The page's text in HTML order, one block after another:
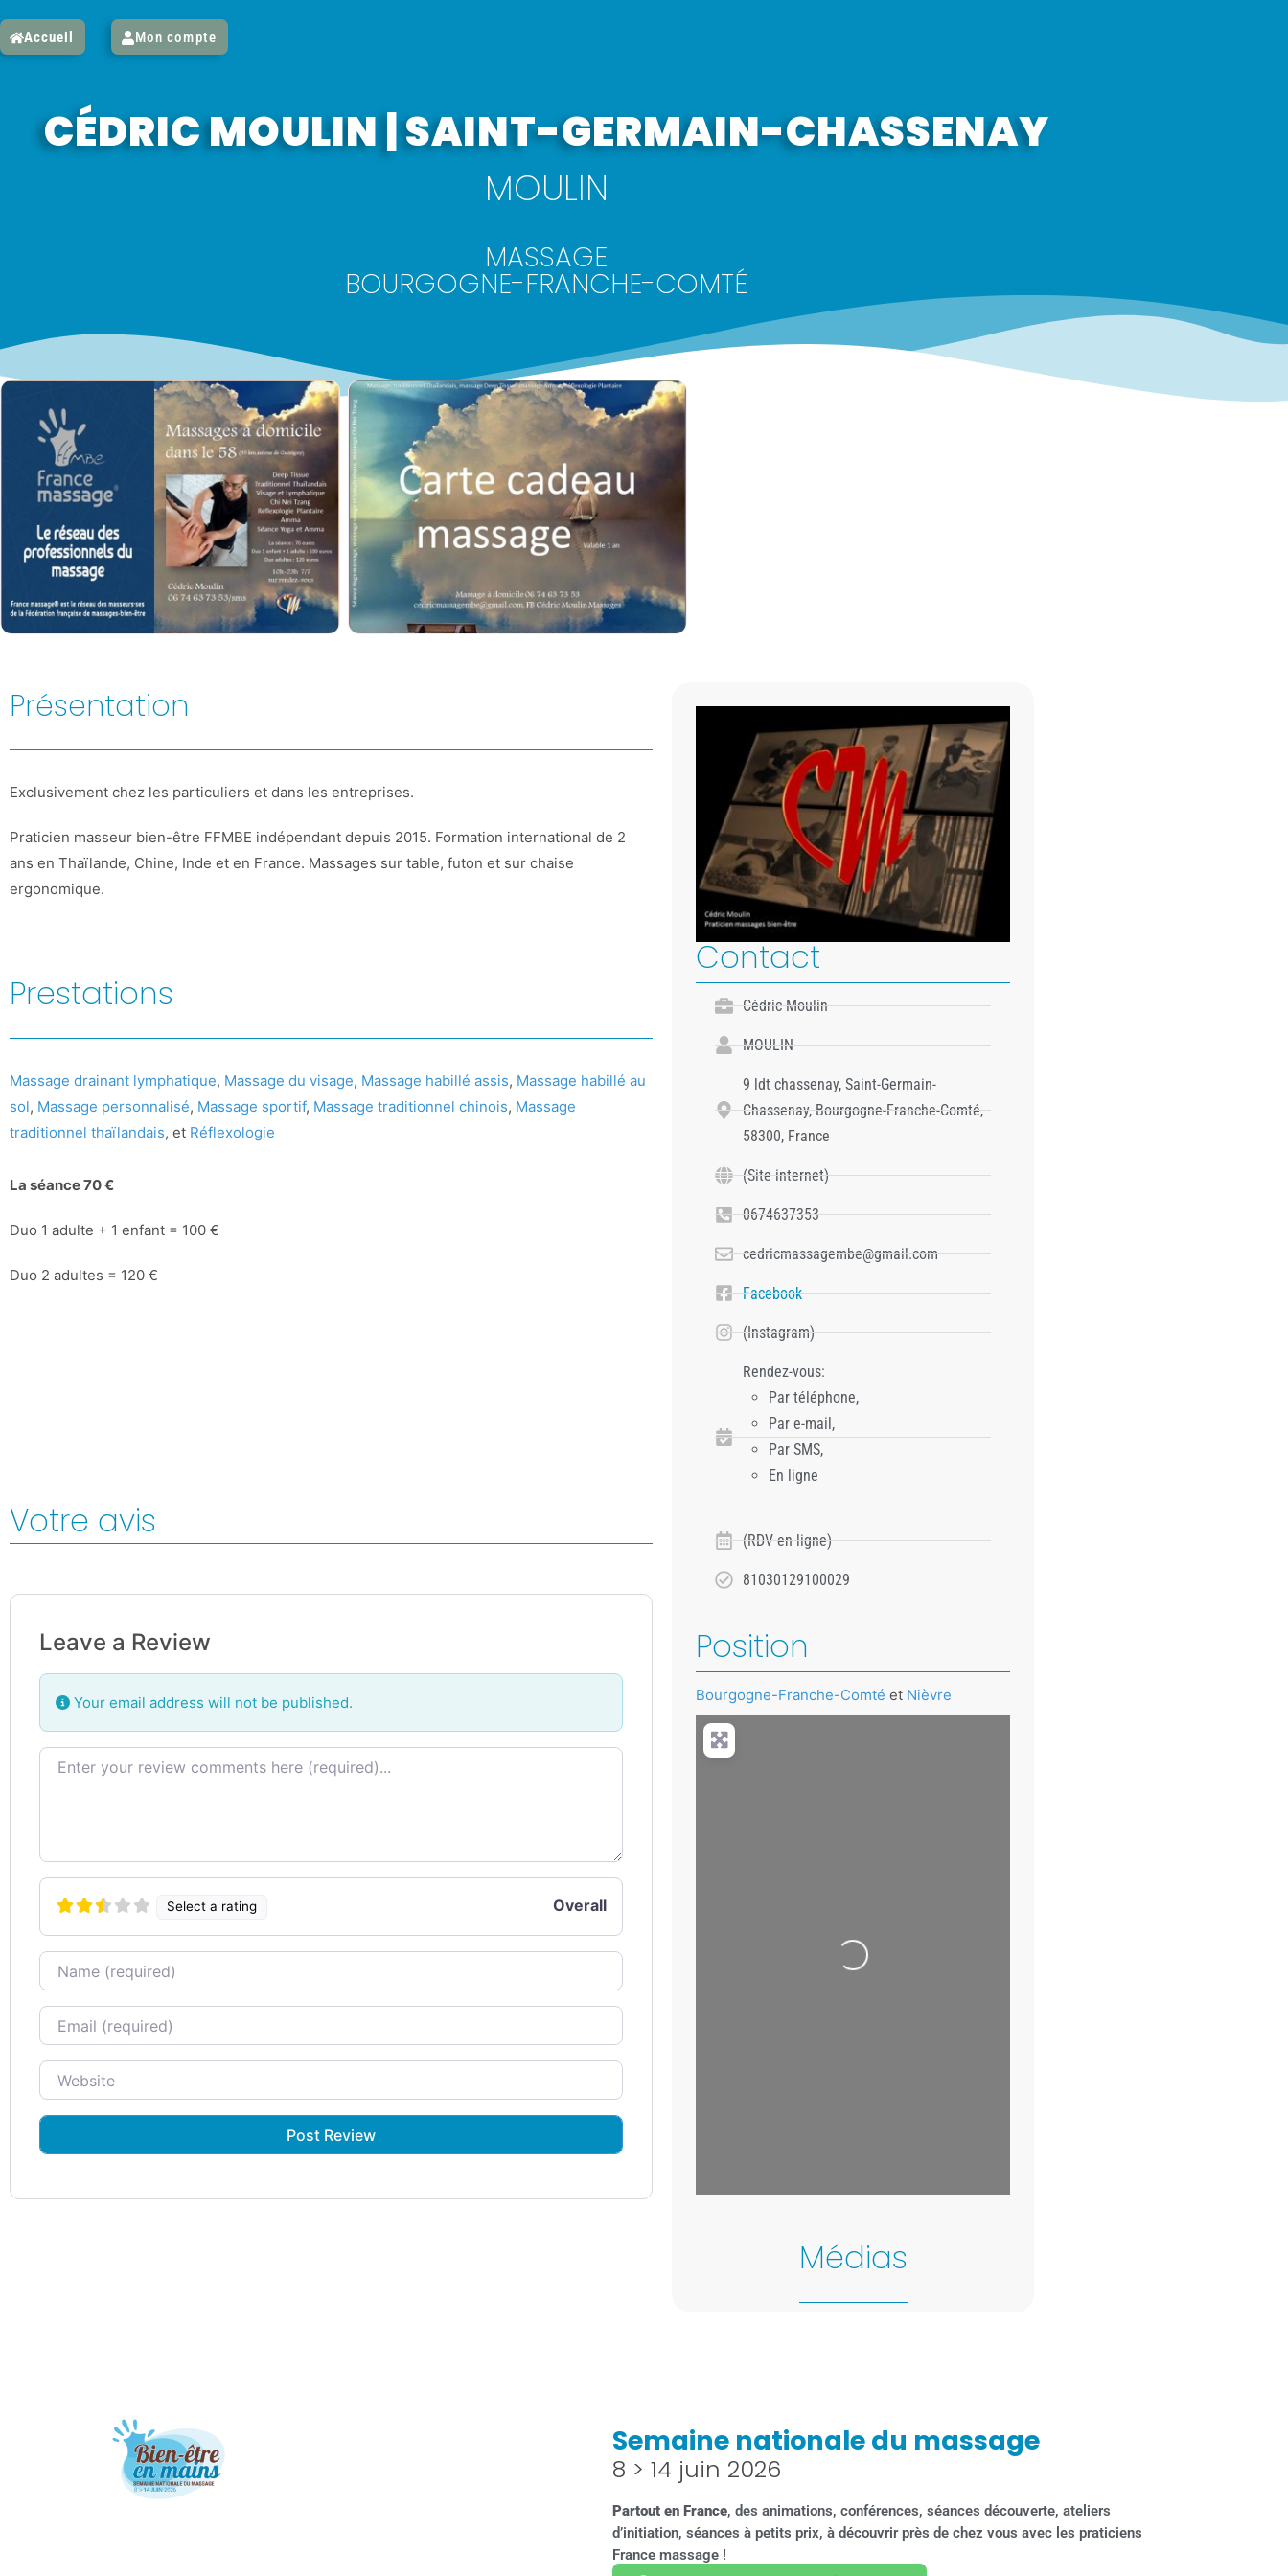
Accueil Mon compte
CÉDRIC MOULIN | SAINT-GERMAIN-CHASSENAY
MOULIN
MASSAGE
BOURGOGNE-FRANCHE-COMTÉ
Présentation
Exclusivement chez les particuliers et dans les entreprises.
Praticien masseur bien-être FFMBE indépendant depuis 2015. Formation international de 2
ans en Thaïlande, Chine, Inde et en France. Massages sur table, futon et sur chaise
ergonomique.
Prestations
Massage drainant lymphatique, Massage du visage, Massage habillé assis, Massage habillé au
sol, Massage personnalisé, Massage sportif, Massage traditionnel chinois, Massage
traditionnel thaïlandais, et Réflexologie
La séance 70 €
Duo 1 adulte + 1 enfant = 100 €
Duo 2 adultes = 120 €
Votre avis
Leave a Review
Your email address will not be published.
Review text
Select a rating Overall
Name
Email
Website
Contact
Cédric Moulin
MOULIN
9 ldt chassenay, Saint-Germain-
Chassenay, Bourgogne-Franche-Comté,
58300, France
(Site internet)
0674637353
cedricmassagembe@gmail.com
Facebook
(Instagram)
Rendez-vous:
Par téléphone,
Par e-mail,
Par SMS,
En ligne
(RDV en ligne)
81030129100029
Position
Bourgogne-Franche-Comté et Nièvre
+
−
Médias
Semaine nationale du massage
8 > 14 juin 2026
Partout en France, des animations, conférences, séances découverte, ateliers
d’initiation, séances à petits prix, à découvrir près de chez vous avec les praticiens
France massage !